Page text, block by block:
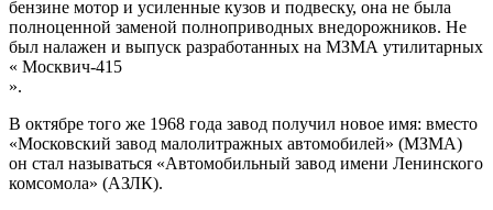
бензине мотор и усиленные кузов и подвеску, она не была
полноценной заменой полноприводных внедорожников. Не
был налажен и выпуск разработанных на МЗМА утилитарных
« Москвич-415
».
В октябре того же 1968 года завод получил новое имя: вместо
«Московский завод малолитражных автомобилей» (МЗМА)
он стал называться «Автомобильный завод имени Ленинского
комсомола» (АЗЛК).